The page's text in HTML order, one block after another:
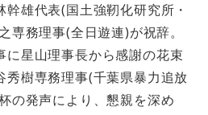
雄代表(国土強靭化研究所・
専務理事(全日遊連)が祝辞。
に星山理事長から感謝の花束
秀樹専務理事(千葉県暴力追放
の発声により、懇親を深め